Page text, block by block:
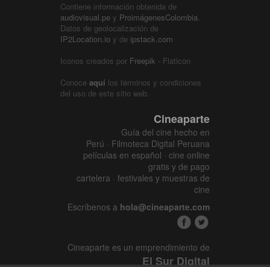
Contiene información obtenida de
audiovisual.pe y ProimágenesColombia.
Datos de geolocalización de
IP2Location.io y de ipstack.com
Iconos creados por Freepik - Flaticon
Conoce aquí los términos y condiciones
del uso de este sitio web.
Cineaparte
Guía del cine hecho en
Perú · Filmoteca Digital Peruana
películas en español · cine online
gratis y de pago
cartelera · festivales y muestras de
cine
Escríbenos a hola@cineaparte.com
Cineaparte es un emprendimiento de
El Sur Digital